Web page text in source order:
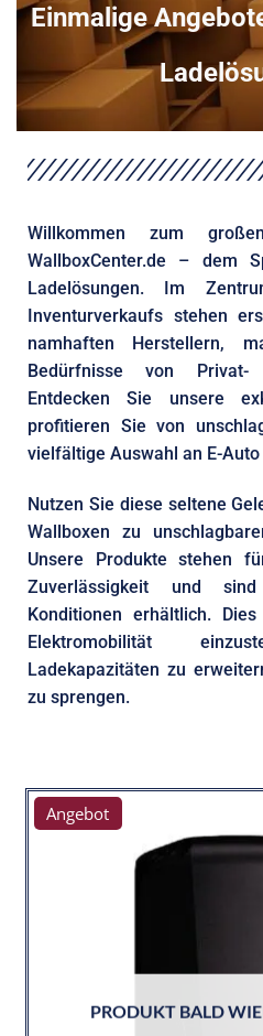
Einmalige
Willkommen zum
WallboxCenter.de – dem
Ladelösungen. Im
Inventurverkaufs stehen
namhaften Herstellern,
Bedürfnisse von Privat-
Entdecken Sie unsere
profitieren Sie von
vielfältige Auswahl an E-
Nutzen Sie diese seltene
Wallboxen zu
Unsere Produkte stehen
Zuverlässigkeit und
Konditionen erhältlich.
Elektromobilität
Ladekapazitäten zu
zu sprengen.
Angebot
PRODUKT BALD